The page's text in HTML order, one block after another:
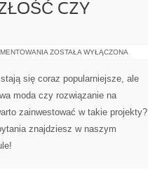
CZY
DOMY
PRZELOTNA
ZOSTAŁA WYŁĄCZONA
się coraz popularniejsze, ale
moda czy rozwiązanie na
zainwestować w takie projekty?
znajdziesz w naszym